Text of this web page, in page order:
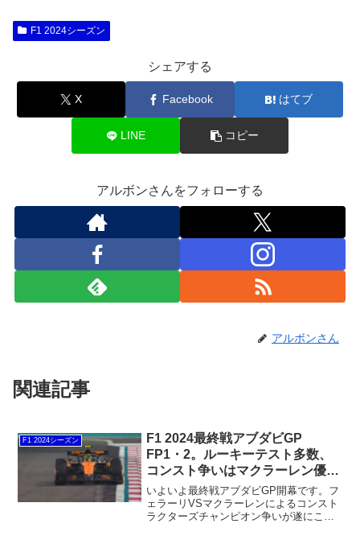
F1 2024シーズン
シェアする
X Facebook はてブ
LINE コピー
アルボンさんをフォローする
アルボンさん
関連記事
F1 2024シーズン
F1 2024最終戦アブダビGP
FP1・2。ルーキーテスト多数、
コンスト争いはマクラーレン優勢
か？
いよいよ最終戦アブダビGP開幕です。フ
ェラーリVSマクラーレンによるコンスト
ラクターズチャンピオン争いが遂にここ